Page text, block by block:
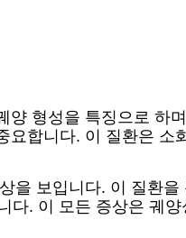
양 형성을 특징으로 하
요합니다. 이 질환은 소
을 보입니다. 이 질환을
다. 이 모든 증상은 궤양